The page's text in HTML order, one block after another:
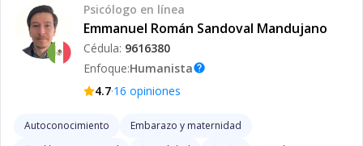
Psicólogo en línea
Emmanuel Román Sandoval Mandujano
Cédula: 9616380
Enfoque:Humanistahelp
4.7·16 opiniones
Autoconocimiento
Embarazo y maternidad